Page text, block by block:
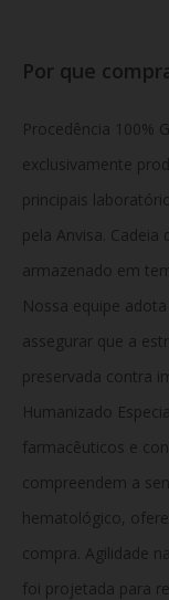
Por que
Procedência 100%
exclusivamente
principais
pela Anvisa.
armazenado em
Nossa equipe
assegurar que a
preservada contra
Humanizado
farmacêuticos e
compreendem a
hematológico,
compra. Agilidade
foi projetada para